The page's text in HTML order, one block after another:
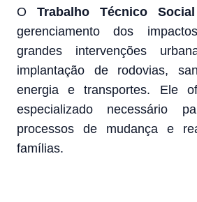
O Trabalho Técnico
gerenciamento dos
grandes intervenções
implantação de rodovias,
energia e transportes. Ele
especializado necessário
processos de mudança e
famílias.